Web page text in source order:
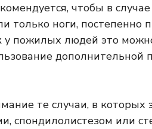
чтобы в
только ноги, постепенно
у пожилых людей это
дополнительной
те случаи, в которых
спондилолистезом или